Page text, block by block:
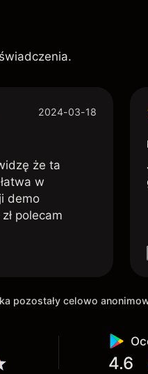
2024-03-18
że ta
w
demo
polecam
celowo
4.6